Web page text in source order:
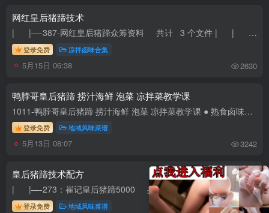
网红皇后猪蹄技术
| |—-387-网红皇后猪蹄众筹资料 共计 3 个文件 | | |—-猪头肉 共计 5 个文件 | | | |—-a1...
登录免费 凉拌卤味合集
5月15日 06:38 2630
鸭脖哥皇后猪蹄 捞汁海鲜 泡菜 凉拌菜教学课
1011-鸭脖哥皇后猪蹄 捞汁海鲜 泡菜 凉拌菜教学课 ● 熟食卤味鸭脖哥 共计 4 个文件 04_皇后猪蹄.mp4 大小 50.70M 03_自选凉拌菜.mp4 大小 42.28M 0...
登录免费 地域风味菜谱
5月13日 08:07 3242
皇后猪蹄技术配方
| |—-273：崔记皇后猪蹄5000 共计 5 个文件 | | |—-猪货 共计 2 个文件 | | | |—-原汤制...
登录免费 地域风味菜谱